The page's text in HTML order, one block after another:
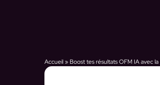
Accueil» Boost tes résultats OFM IA avec